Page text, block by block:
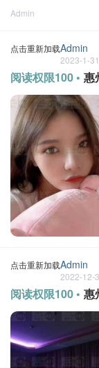
Admin
点击重新加载Admin
2023-1-31
阅读权限100 • 惠
点击重新加载Admin
2022-12-3
阅读权限100 • 惠